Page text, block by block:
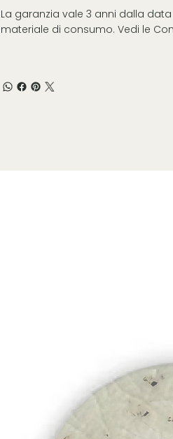
La garanzia vale 3 anni dalla
materiale di consumo. Vedi le